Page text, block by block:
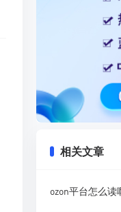
相关文章
ozon平台怎么读